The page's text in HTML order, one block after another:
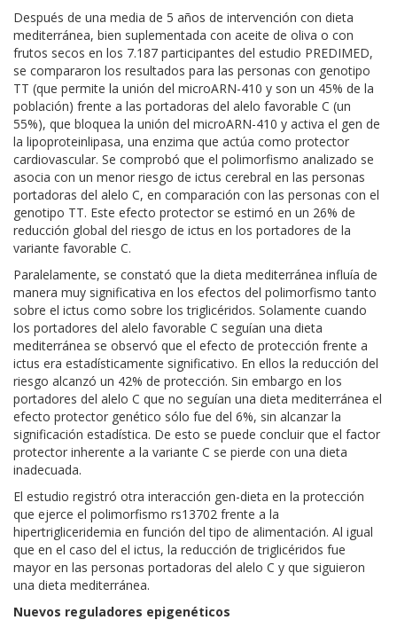
Después de una media de 5 años de intervención con dieta
mediterránea, bien suplementada con aceite de oliva o con
frutos secos en los 7.187 participantes del estudio PREDIMED,
se compararon los resultados para las personas con genotipo
TT (que permite la unión del microARN-410 y son un 45% de la
población) frente a las portadoras del alelo favorable C (un
55%), que bloquea la unión del microARN-410 y activa el gen de
la lipoproteinlipasa, una enzima que actúa como protector
cardiovascular. Se comprobó que el polimorfismo analizado se
asocia con un menor riesgo de ictus cerebral en las personas
portadoras del alelo C, en comparación con las personas con el
genotipo TT. Este efecto protector se estimó en un 26% de
reducción global del riesgo de ictus en los portadores de la
variante favorable C.
Paralelamente, se constató que la dieta mediterránea influía de
manera muy significativa en los efectos del polimorfismo tanto
sobre el ictus como sobre los triglicéridos. Solamente cuando
los portadores del alelo favorable C seguían una dieta
mediterránea se observó que el efecto de protección frente a
ictus era estadísticamente significativo. En ellos la reducción del
riesgo alcanzó un 42% de protección. Sin embargo en los
portadores del alelo C que no seguían una dieta mediterránea el
efecto protector genético sólo fue del 6%, sin alcanzar la
significación estadística. De esto se puede concluir que el factor
protector inherente a la variante C se pierde con una dieta
inadecuada.
El estudio registró otra interacción gen-dieta en la protección
que ejerce el polimorfismo rs13702 frente a la
hipertrigliceridemia en función del tipo de alimentación. Al igual
que en el caso del el ictus, la reducción de triglicéridos fue
mayor en las personas portadoras del alelo C y que siguieron
una dieta mediterránea.
Nuevos reguladores epigenéticos